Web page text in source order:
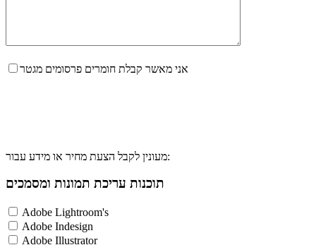
אני מאשר קבלת חומרים פרסומים מגטר
מעונין לקבל הצעת מחיר או מידע עבור:
תוכנות עריכת תמונות ומסמכים
Adobe Lightroom's
Adobe Indesign
Adobe Illustrator